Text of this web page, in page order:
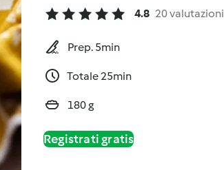
4.8 20 valutazioni
Prep. 5min
Totale 25min
180 g
Registrati gratis